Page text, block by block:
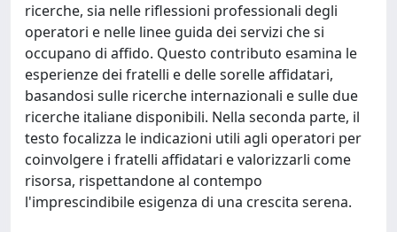
ricerche, sia nelle riflessioni professionali degli
operatori e nelle linee guida dei servizi che si
occupano di affido. Questo contributo esamina le
esperienze dei fratelli e delle sorelle affidatari,
basandosi sulle ricerche internazionali e sulle due
ricerche italiane disponibili. Nella seconda parte, il
testo focalizza le indicazioni utili agli operatori per
coinvolgere i fratelli affidatari e valorizzarli come
risorsa, rispettandone al contempo
l'imprescindibile esigenza di una crescita serena.